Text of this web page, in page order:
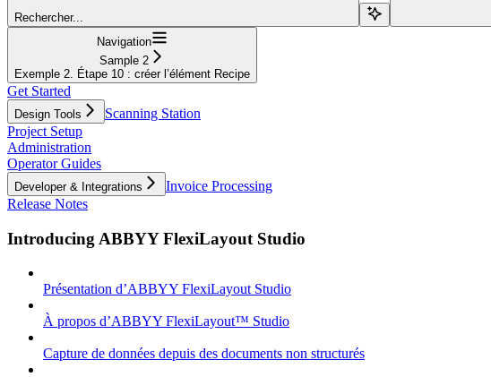
Rechercher...
Navigation
Sample 2
Exemple 2. Étape 10 : créer l’élément Recipe
Get Started
Design Tools
Scanning Station
Project Setup
Administration
Operator Guides
Developer & Integrations
Invoice Processing
Release Notes
Introducing ABBYY FlexiLayout Studio
Présentation d’ABBYY FlexiLayout Studio
À propos d’ABBYY FlexiLayout™ Studio
Capture de données depuis des documents non structurés